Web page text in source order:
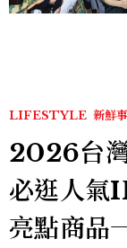
LIFESTYLE 新鮮事
2026台
必逛人氣
亮點商品